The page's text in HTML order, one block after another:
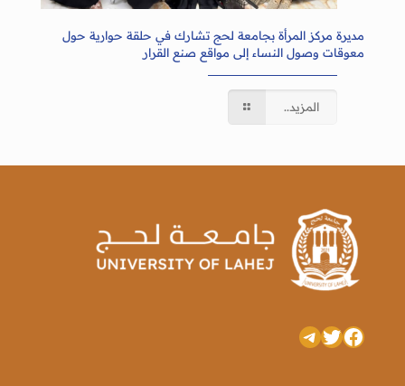
مديرة مركز المرأة بجامعة لحج تشارك في حلقة حوارية حول
معوقات وصول النساء إلى مواقع صنع القرار
المزيد..
فيسبوك
تويترتيليجرام